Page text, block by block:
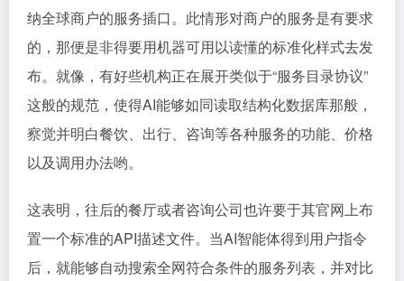
纳全球商户的服务插口。此情形对商户的服务是有要求
的，那便是非得要用机器可用以读懂的标准化样式去发
布。就像，有好些机构正在展开类似于“服务目录协议”
这般的规范，使得AI能够如同读取结构化数据库那般，
察觉并明白餐饮、出行、咨询等各种服务的功能、价格
以及调用办法哟。
这表明，往后的餐厅或者咨询公司也许要于其官网上布
置一个标准的API描述文件。当AI智能体得到用户指令
后，就能够自动搜索全网符合条件的服务列表，并对比